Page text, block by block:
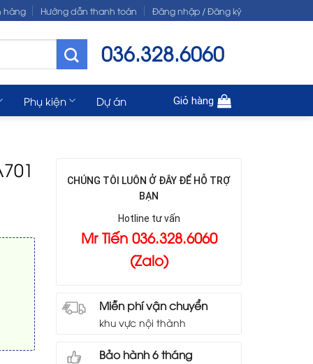
hàng Hướng dẫn thanh toán Đăng nhập / Đăng ký
036.328.6060
Phụ kiện Dự án Giỏ hàng
CHÚNG TÔI LUÔN Ở ĐÂY ĐỂ HỖ TRỢ
BẠN
Hotline tư vấn
Mr Tiến 036.328.6060
(Zalo)
Miễn phí vận chuyển
khu vực nội thành
Bảo hành 6 tháng